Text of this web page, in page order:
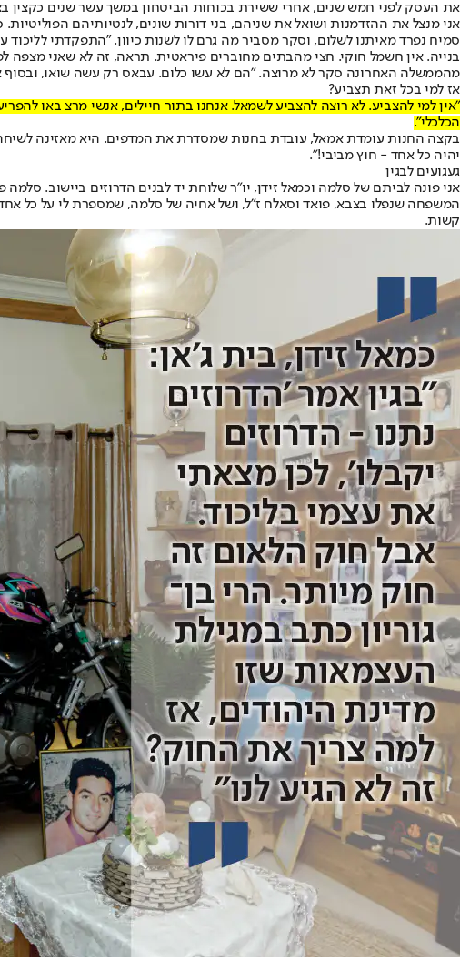
את העסק לפני חמש שנים, אחרי ששירת בכוחות הביטחון במשך עשר שנים כקצין בצה"ל,
אני מנצל את ההזדמנות ושואל את שניהם, בני דורות שונים, לנטיותיהם
סמיח נפרד מאיתנו לשלום, וסקר מסביר מה גרם לו לשנות כיוון. "התפקדתי לליכוד
בנייה. אין חשמל חוקי. חצי מהבתים מחוברים פיראטית. תראה, זה לא שאני מצפה
מהממשלה האחרונה סקר לא מרוצה. "הם לא עשו כלום. עבאס רק עשה שואו, ובסוף
אז למי בכל זאת תצביע?
"אין למי להצביע. לא רוצה להצביע לשמאל. אנחנו בתור חיילים, אנשי מרצ באו
הכלכלי".
בקצה החנות עומדת אמאל, עובדת בחנות שמסדרת את המדפים. היא מאזינה
יהיה כל אחד - חוץ מביבי!".
געגועים לבגין
אני פונה לביתם של סלמה וכמאל זידן, יו"ר שלוחת יד לבנים הדרוזים ביישוב.
המשפחה שנפלו בצבא, פואד וסאלח ז"ל, ושל אחיה של סלמה, שמספרת לי על כל אחד
קשות.